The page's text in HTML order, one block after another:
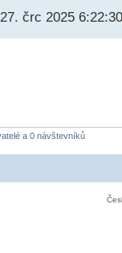
črc 2025 6:22:30
a 0 návštevníků